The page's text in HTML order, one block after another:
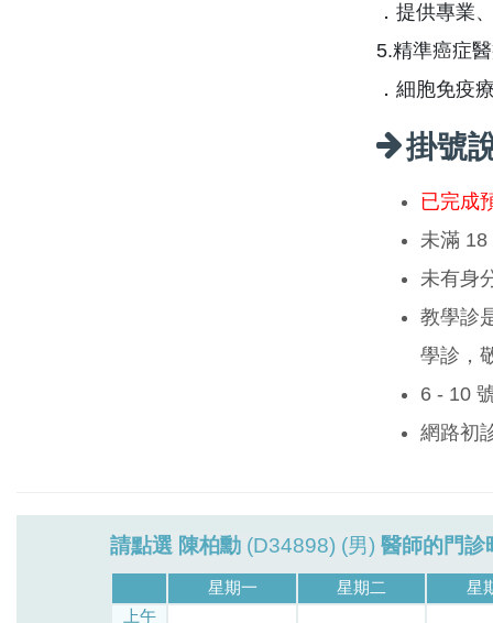
．提供專業
5.精準癌症
．細胞免疫
掛號
已完成
未滿 18
未有身
教學診
學診，
6 - 10
網路初